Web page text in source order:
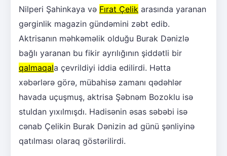
Nilperi Şahinkaya və Fırat Çelik arasında yaranan
gərginlik magazin gündəmini zəbt edib.
Aktrisanın məhkəməlik olduğu Burak Dənizlə
bağlı yaranan bu fikir ayrılığının şiddətli bir
qalmaqala çevrildiyi iddia edilirdi. Hətta
xəbərlərə görə, mübahisə zamanı qədəhlər
havada uçuşmuş, aktrisa Şəbnəm Bozoklu isə
stuldan yıxılmışdı. Hadisənin əsas səbəbi isə
cənab Çelikin Burak Dənizin ad günü şənliyinə
qatılması olaraq göstərilirdi.